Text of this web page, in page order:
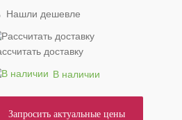
Нашли дешевле
доставку
В наличии
Запросить актуальные цены